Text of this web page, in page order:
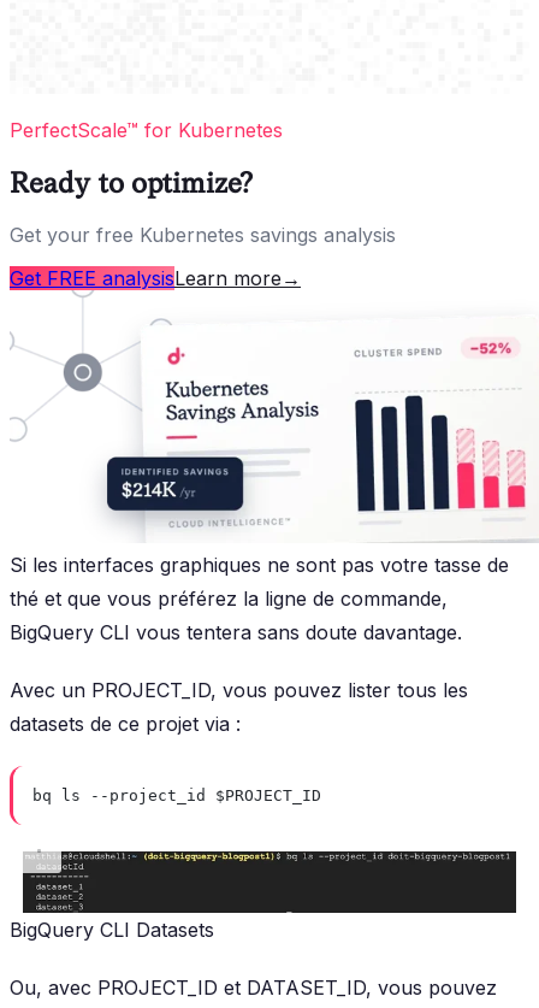
PerfectScale™ for Kubernetes
Ready to optimize?
Get your free Kubernetes savings analysis
Get FREE analysisLearn more →
Si les interfaces graphiques ne sont pas votre tasse de
thé et que vous préférez la ligne de commande,
BigQuery CLI vous tentera sans doute davantage.
Avec un PROJECT_ID, vous pouvez lister tous les
datasets de ce projet via :
bq ls --project_id $PROJECT_ID
BigQuery CLI Datasets
Ou, avec PROJECT_ID et DATASET_ID, vous pouvez